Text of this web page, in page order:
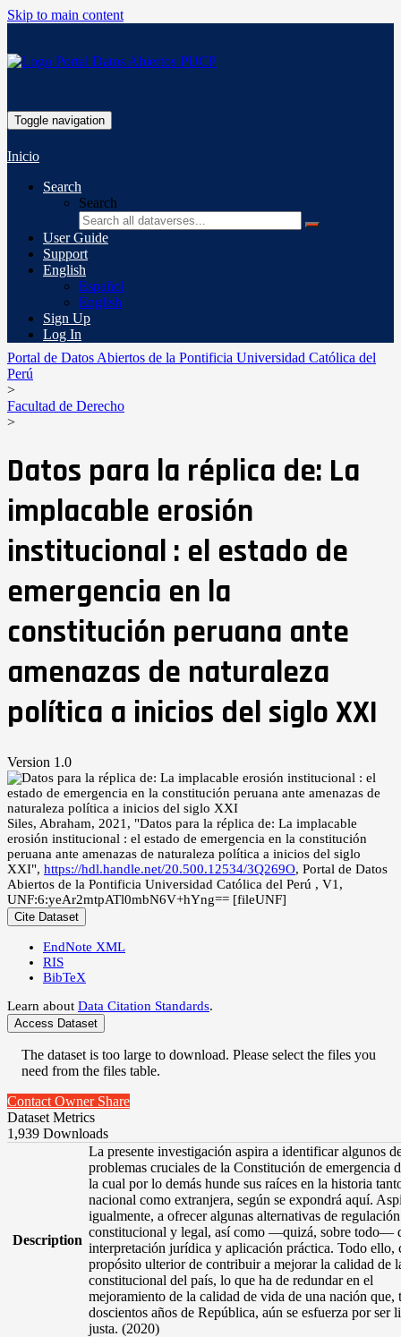
Skip to main content
Toggle navigation
Inicio
Search
Search
User Guide
Support
English
Español
English
Sign Up
Log In
Portal de Datos Abiertos de la Pontificia Universidad Católica del
Perú
>
Facultad de Derecho
>
Datos para la réplica de: La
implacable erosión
institucional : el estado de
emergencia en la
constitución peruana ante
amenazas de naturaleza
política a inicios del siglo XXI
Version 1.0
Siles, Abraham, 2021, "Datos para la réplica de: La implacable
erosión institucional : el estado de emergencia en la constitución
peruana ante amenazas de naturaleza política a inicios del siglo
XXI", https://hdl.handle.net/20.500.12534/3Q269O, Portal de Datos
Abiertos de la Pontificia Universidad Católica del Perú , V1,
UNF:6:yeAr2mtpATl0mbN6V+hYng== [fileUNF]
Cite Dataset
EndNote XML
RIS
BibTeX
Learn about Data Citation Standards.
Access Dataset
The dataset is too large to download. Please select the files you
need from the files table.
Contact Owner Share
Dataset Metrics
1,939 Downloads
Description
La presente investigación aspira a identificar algunos
problemas cruciales de la Constitución de emergencia
la cual por lo demás hunde sus raíces en la historia
nacional como extranjera, según se expondrá aquí.
igualmente, a ofrecer algunas alternativas de regulación
constitucional y legal, así como —quizá, sobre todo—
interpretación jurídica y aplicación práctica. Todo ello,
propósito ulterior de contribuir a mejorar la calidad de
constitucional del país, lo que ha de redundar en el
mejoramiento de la calidad de vida de una nación que,
doscientos años de República, aún se esfuerza por ser
justa. (2020)